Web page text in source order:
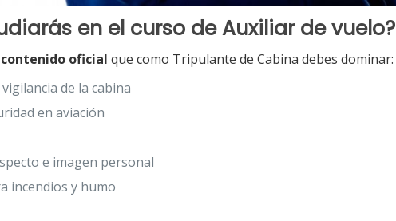
en el curso de Auxiliar de vuelo?
contenido oficial que como Tripulante de Cabina debes dominar:
de la cabina
en aviación
e imagen personal
incendios y humo